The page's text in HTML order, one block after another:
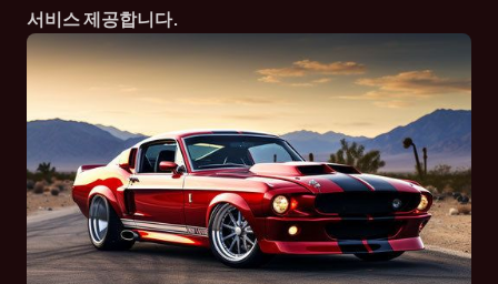
서비스 제공합니다.